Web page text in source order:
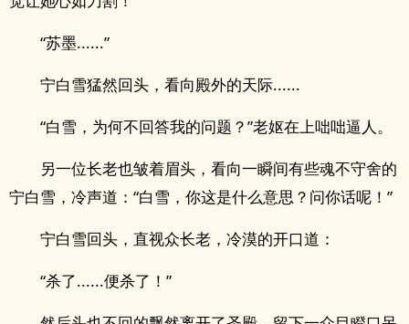
“苏墨......”
宁白雪猛然回头，看向殿外的天际......
“白雪，为何不回答我的问题？”老妪在上咄咄逼人。
另一位长老也皱着眉头，看向一瞬间有些魂不守舍的
宁白雪，冷声道：“白雪，你这是什么意思？问你话呢！”
宁白雪回头，直视众长老，冷漠的开口道：
“杀了......便杀了！”